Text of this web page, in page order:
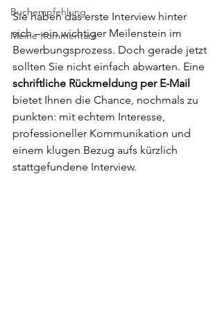
Buchempfehlung
Meine Kommentare
Sie haben das erste Interview hinter
sich – ein wichtiger Meilenstein im
Bewerbungsprozess. Doch gerade jetzt
sollten Sie nicht einfach abwarten. Eine
schriftliche Rückmeldung per E-Mail
bietet Ihnen die Chance, nochmals zu
punkten: mit echtem Interesse,
professioneller Kommunikation und
einem klugen Bezug aufs kürzlich
stattgefundene Interview.